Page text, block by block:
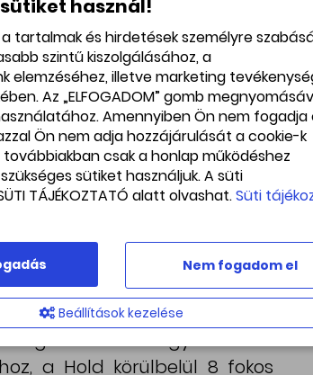
is kiválóan megfigyelhető
égbolt iránt érdeklődő
is ismert Vénusz, illetve a
A két objektum ezúttal
17:00-kor, a láthatóság
lesznek egymástól. A
a Hold körülbelül 8 fokos
használ!
tartalmak és hirdetések személyre
szintű kiszolgálásához, a
elemzéséhez, illetve marketing
Az „ELFOGADOM” gomb
Amennyiben Ön nem fogadja
Ön nem adja hozzájárulását a cookie-k
csak a honlap működéshez
sütiket használjuk. A süti
TÁJÉKOZTATÓ alatt olvashat.Süti
Nem fogadom el
Beállítások kezelése